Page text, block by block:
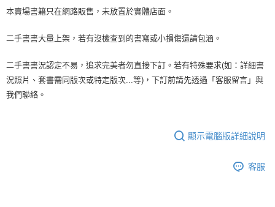
流程，驗證手機門號後，選擇欲分期的期數、繳款截止日，確認付款後即完
3.實際核准額度、可分期數及費用金額請依後續交易確認頁面所載為準。
消。如遇「轉專審核」未通過狀況，表示未達大哥付你分期系統評分，恕無
法說明評估內容。
【繳款方式說明】
1.分期款項不併入電信帳單，「大哥付你分期」於每月結算日後寄送繳費提
用戶於交易時，得透過本服務購買商品或服務，並由商店將買賣／分期付款
相關說明
便利好安心！
２．便利：只要手機號碼，簡訊認證，即可結帳。
３．安心：先確認商品／服務後，再付款。
【「AFTEE先享後付」結帳流程】
３．收到繳費通知簡訊後14天內，點擊此簡訊中的連結，可透過四大超商／
※ 請注意：結帳手續完成當下不需立刻繳費，但若您需要取消訂單，請聯絡
購買商品的店家。未經商家同意取消之訂單仍視為有效，需透過AFTEE先享
運送方式
全家取貨付款【書籍"本數"8本以上，建議使用中華郵政宅配包
裹】
7-11取貨付款【書籍"本數"8本以上，建議使用中華郵政宅配
本賣場書籍只在網路販售，未放置於實體店面。
二手書書大量上架，若有沒檢查到的書寫或小損傷還請包涵。
二手書書況認定不易，追求完美者勿直接下訂。若有特殊要求(如：詳細書
況照片、套書需同版次或特定版次...等)，下訂前請先透過「客服留言」與
我們聯絡。
顯示電腦版詳細說明
客服